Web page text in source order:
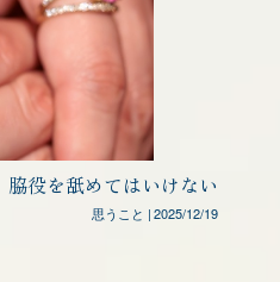
脇役を舐めてはいけない
思うこと |2025/12/19